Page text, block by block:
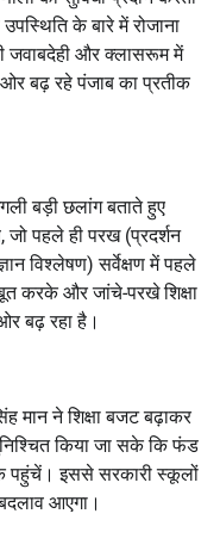
के बारे में रोजाना
जवाबदेही और क्लासरूम में
बढ़ रहे पंजाब का प्रतीक
बड़ी छलांग बताते हुए
जो पहले ही परख (प्रदर्शन
विश्लेषण) सर्वेक्षण में पहले
करके और जांचे-परखे शिक्षा
बढ़ रहा है।
मान ने शिक्षा बजट बढ़ाकर
किया जा सके कि फंड
पहुंचें। इससे सरकारी स्कूलों
आएगा।